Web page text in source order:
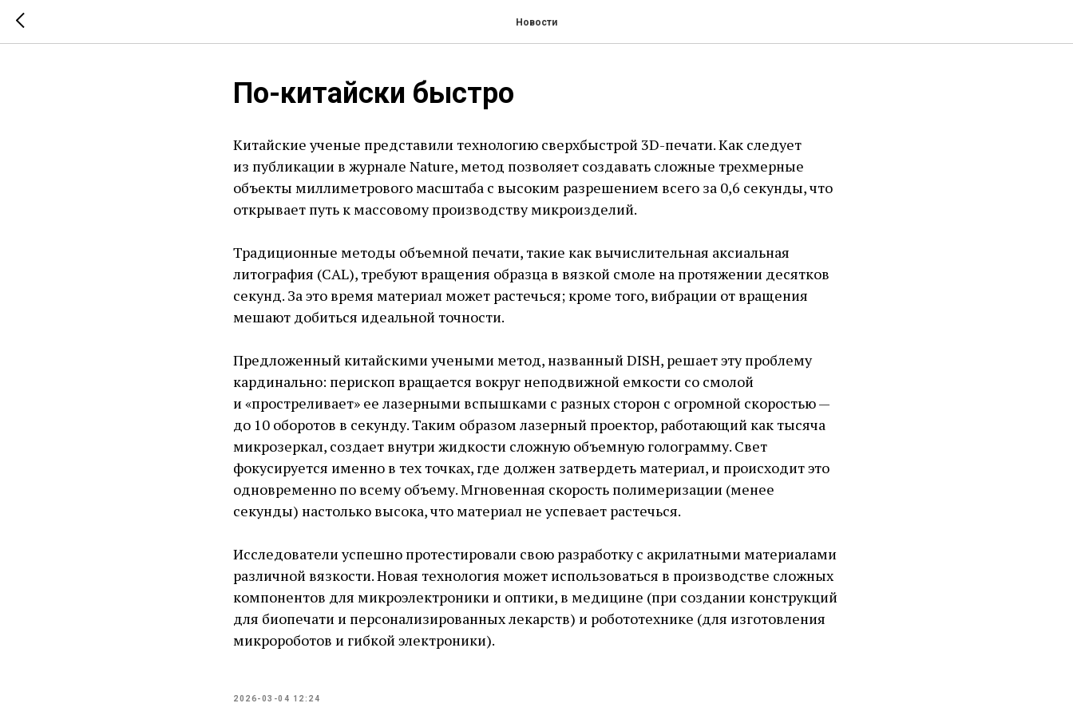
Новости
По-китайски быстро
Китайские ученые представили технологию сверхбыстрой 3D-печати. Как следует
из публикации в журнале Nature, метод позволяет создавать сложные трехмерные
объекты миллиметрового масштаба с высоким разрешением всего за 0,6 секунды, что
открывает путь к массовому производству микроизделий.
Традиционные методы объемной печати, такие как вычислительная аксиальная
литография (CAL), требуют вращения образца в вязкой смоле на протяжении десятков
секунд. За это время материал может растечься; кроме того, вибрации от вращения
мешают добиться идеальной точности.
Предложенный китайскими учеными метод, названный DISH, решает эту проблему
кардинально: перископ вращается вокруг неподвижной емкости со смолой
и «простреливает» ее лазерными вспышками с разных сторон с огромной скоростью — ​
до 10 оборотов в секунду. Таким образом лазерный проектор, работающий как тысяча
микрозеркал, создает внутри жидкости сложную объемную голограмму. Свет
фокусируется именно в тех точках, где должен затвердеть материал, и происходит это
одновременно по всему объему. Мгновенная скорость полимеризации (менее
секунды) настолько высока, что материал не успевает растечься.
Исследователи успешно протестировали свою разработку с акрилатными материалами
различной вязкости. Новая технология может использоваться в производстве сложных
компонентов для микроэлектроники и оптики, в медицине (при создании конструкций
для биопечати и персонализированных лекарств) и робототехнике (для изготовления
микророботов и гибкой электроники).
2026-03-04 12:24